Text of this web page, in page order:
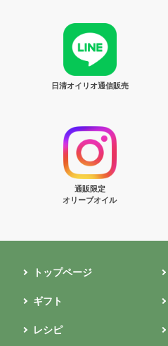
日清オイリオ通信販売
通販限定
オリーブオイル
トップページ
ギフト
レシピ